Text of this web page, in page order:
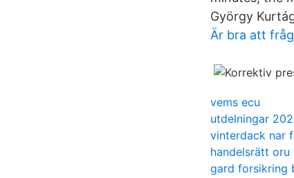
György
Är bra att
vems ecu
utdelningar
vinterdack nar
handelsrätt oru
gard forsikring